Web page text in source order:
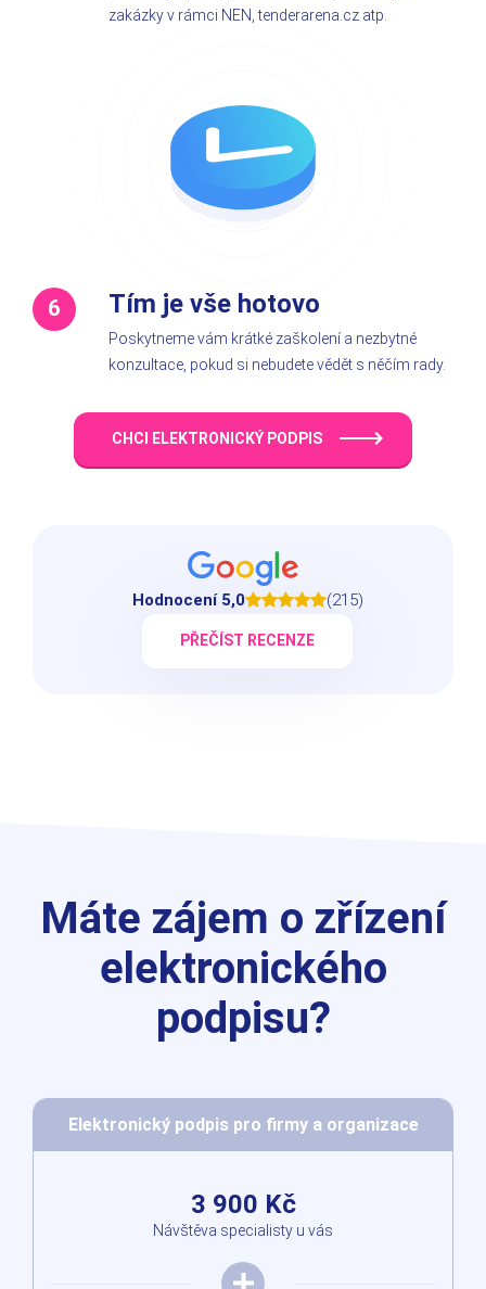
zakázky v rámci NEN, tenderarena.cz atp.
Tím je vše hotovo
Poskytneme vám krátké zaškolení a nezbytné
konzultace, pokud si nebudete vědět s něčím rady.
CHCI ELEKTRONICKÝ PODPIS
Hodnocení 5,0 (215)
PŘEČÍST RECENZE
Máte zájem o zřízení
elektronického
podpisu?
Elektronický podpis pro firmy a organizace
3 900 Kč
Návštěva specialisty u vás